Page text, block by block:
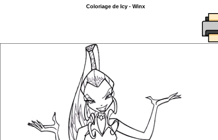
Coloriage de Icy - Winx